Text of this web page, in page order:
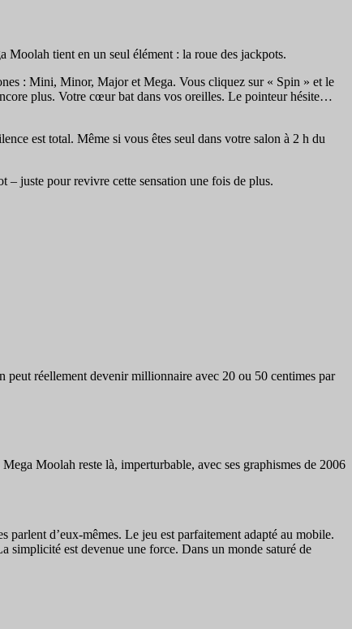
Moolah tient en un seul élément : la roue des jackpots.
: Mini, Minor, Major et Mega. Vous cliquez sur « Spin » et le
plus. Votre cœur bat dans vos oreilles. Le pointeur hésite…
est total. Même si vous êtes seul dans votre salon à 2 h du
– juste pour revivre cette sensation une fois de plus.
peut réellement devenir millionnaire avec 20 ou 50 centimes par
Moolah reste là, imperturbable, avec ses graphismes de 2006
d’eux-mêmes. Le jeu est parfaitement adapté au mobile.
simplicité est devenue une force. Dans un monde saturé de